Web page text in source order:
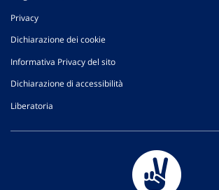
Privacy
Dichiarazione dei cookie
Informativa Privacy del sito
Dichiarazione di accessibilità
Liberatoria